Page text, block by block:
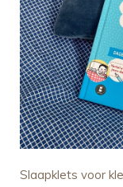
Slaapklets voor